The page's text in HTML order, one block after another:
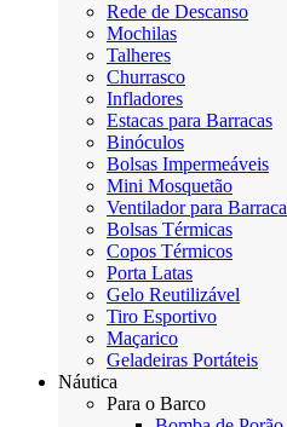
Rede de Descanso
Mochilas
Talheres
Churrasco
Infladores
Estacas para Barracas
Binóculos
Bolsas Impermeáveis
Mini Mosquetão
Ventilador para Barraca
Bolsas Térmicas
Copos Térmicos
Porta Latas
Gelo Reutilizável
Tiro Esportivo
Maçarico
Geladeiras Portáteis
Náutica
Para o Barco